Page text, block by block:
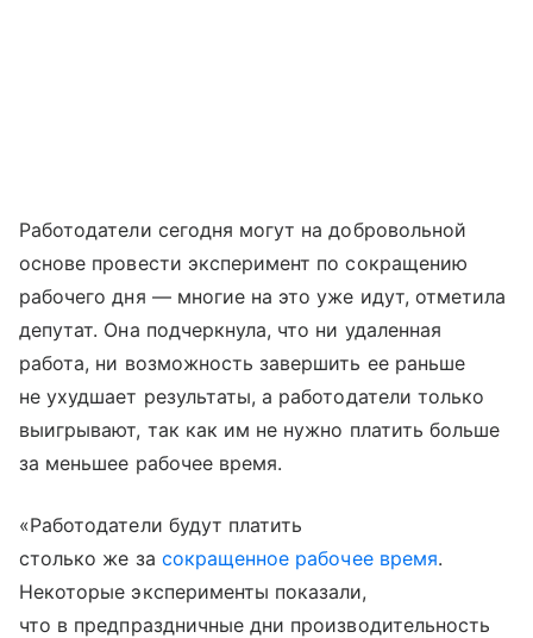
Работодатели сегодня могут на добровольной
основе провести эксперимент по сокращению
рабочего дня — многие на это уже идут, отметила
депутат. Она подчеркнула, что ни удаленная
работа, ни возможность завершить ее раньше
не ухудшает результаты, а работодатели только
выигрывают, так как им не нужно платить больше
за меньшее рабочее время.
«Работодатели будут платить
столько же за сокращенное рабочее время.
Некоторые эксперименты показали,
что в предпраздничные дни производительность